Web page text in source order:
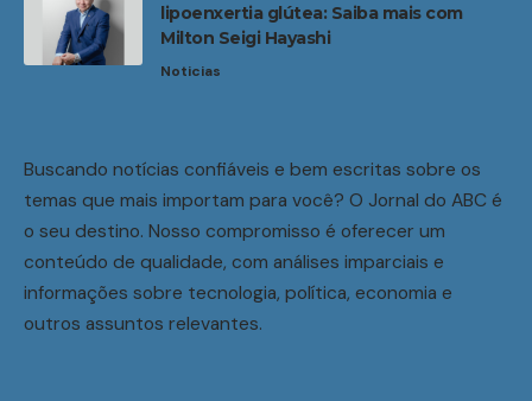
lipoenxertia glútea: Saiba mais com
Milton Seigi Hayashi
Noticias
Buscando notícias confiáveis e bem escritas sobre os
temas que mais importam para você? O Jornal do ABC é
o seu destino. Nosso compromisso é oferecer um
conteúdo de qualidade, com análises imparciais e
informações sobre tecnologia, política, economia e
outros assuntos relevantes.